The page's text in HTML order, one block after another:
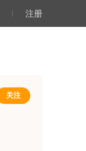
注册
关注